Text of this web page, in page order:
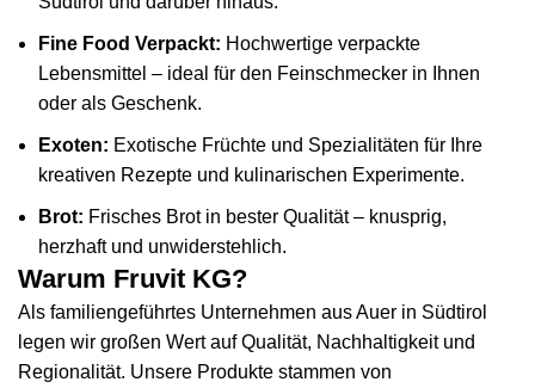
Fine Food Verpackt: Hochwertige verpackte
Lebensmittel – ideal für den Feinschmecker in Ihnen
oder als Geschenk.
Exoten: Exotische Früchte und Spezialitäten für Ihre
kreativen Rezepte und kulinarischen Experimente.
Brot: Frisches Brot in bester Qualität – knusprig,
herzhaft und unwiderstehlich.
Warum Fruvit KG?
Als familiengeführtes Unternehmen aus Auer in Südtirol
legen wir großen Wert auf Qualität, Nachhaltigkeit und
Regionalität. Unsere Produkte stammen von